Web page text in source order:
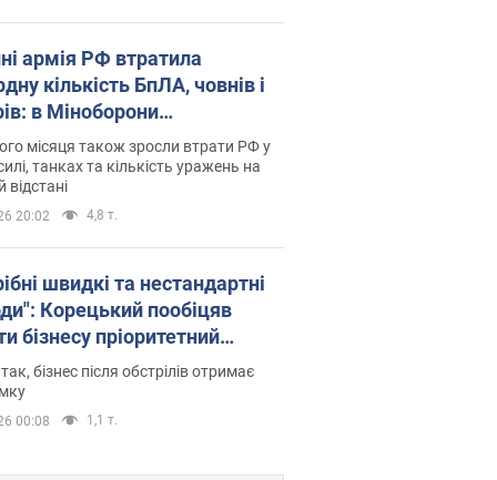
армія РФ втратила
кількість БпЛА, човнів і
в Міноборони
статистику
місяця також зросли втрати РФ у
танках та кількість уражень на
відстані
20:02 4,8 т.
швидкі та нестандартні
Корецький пообіцяв
бізнесу пріоритетний
до наявних складських
бізнес після обстрілів отримає
00:08 1,1 т.